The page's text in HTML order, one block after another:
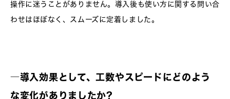
操作に迷うことがありません。導入後も使い方に関する問い合
わせはほぼなく、スムーズに定着しました。
―導入効果として、工数やスピードにどのよう
な変化がありましたか?